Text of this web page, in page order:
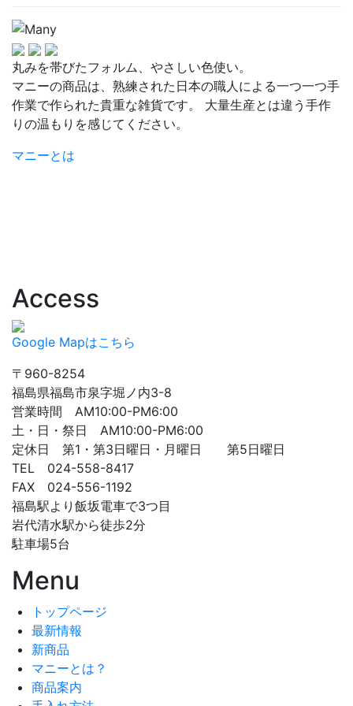
丸みを帯びたフォルム、やさしい色使い。
マニーの商品は、熟練された日本の職人による一つ一つ手
作業で作られた貴重な雑貨です。 大量生産とは違う手作
りの温もりを感じてください。
マニーとは
Access
Google Mapはこちら
〒960-8254
福島県福島市泉字堀ノ内3-8
営業時間 AM10:00-PM6:00
土・日・祭日 AM10:00-PM6:00
定休日 第1・第3日曜日・月曜日 第5日曜日
TEL 024-558-8417
FAX 024-556-1192
福島駅より飯坂電車で3つ目
岩代清水駅から徒歩2分
駐車場5台
Menu
トップページ
最新情報
新商品
マニーとは？
商品案内